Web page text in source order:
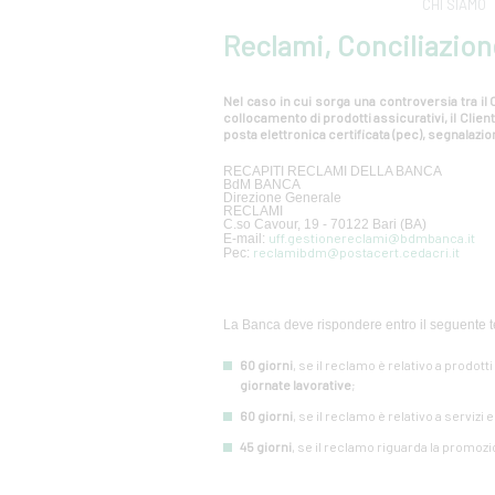
CHI SIAMO
Reclami,
Nel caso in cui sorga una controversia tra il
collocamento di prodotti assicurativi, il
posta elettronica certificata (pec),
RECAPITI RECLAMI DELLA BANCA
BdM BANCA
Direzione Generale
RECLAMI
C.so Cavour, 19 - 70122 Bari (BA)
E-mail: uff.gestionereclami@bdmbanca.it
Pec: reclamibdm@postacert.cedacri.it
La Banca deve rispondere entro il seguente
60 giorni, se il reclamo è relativo a
giornate lavorative;
60 giorni, se il reclamo è relativo a servizi
45 giorni, se il reclamo riguarda la